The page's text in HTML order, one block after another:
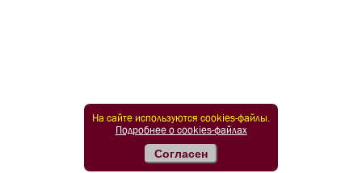
На сайте используются cookies-файлы.
Подробнее о cookies-файлах
Согласен